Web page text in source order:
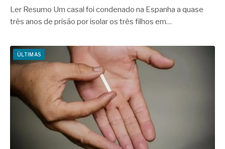
Ler Resumo Um casal foi condenado na Espanha a quase
três anos de prisão por isolar os três filhos em…
ÚLTIMAS